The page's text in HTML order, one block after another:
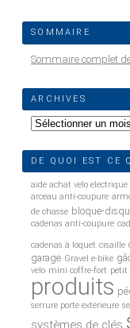
SOMMAIRE
Sommaire complet
ARCHIVES
Archives
DE QUOI EST CE
aide achat velo electrique
arceau anti-coupure
de chasse bloque-
cadenas anti-coupure
cadenas à loquet cisaille
garage Gravel e-bike
velo mini coffre-fort petit
produits
serrure porte extérieure